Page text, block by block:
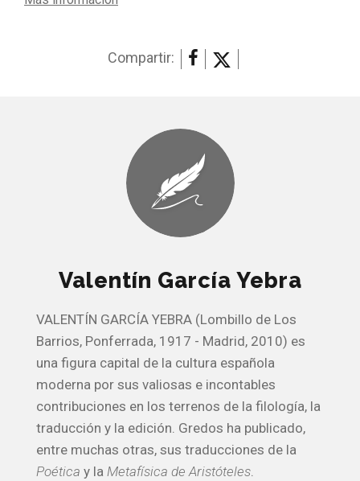
Compartir:
Valentín García Yebra
VALENTÍN GARCÍA YEBRA (Lombillo de Los
Barrios, Ponferrada, 1917 - Madrid, 2010) es
una figura capital de la cultura española
moderna por sus valiosas e incontables
contribuciones en los terrenos de la filología, la
traducción y la edición. Gredos ha publicado,
entre muchas otras, sus traducciones de la
Poética y la Metafísica de Aristóteles.